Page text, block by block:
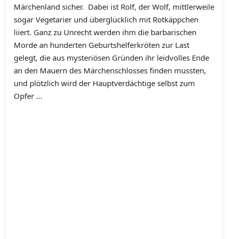
Märchenland sicher. Dabei ist Rolf, der Wolf, mittlerweile
sogar Vegetarier und überglücklich mit Rotkäppchen
liiert. Ganz zu Unrecht werden ihm die barbarischen
Morde an hunderten Geburtshelferkröten zur Last
gelegt, die aus mysteriösen Gründen ihr leidvolles Ende
an den Mauern des Märchenschlosses finden mussten,
und plötzlich wird der Hauptverdächtige selbst zum
Opfer ...